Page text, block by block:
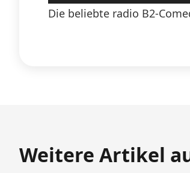
Player
Die beliebte radio B2-
Weitere Artikel